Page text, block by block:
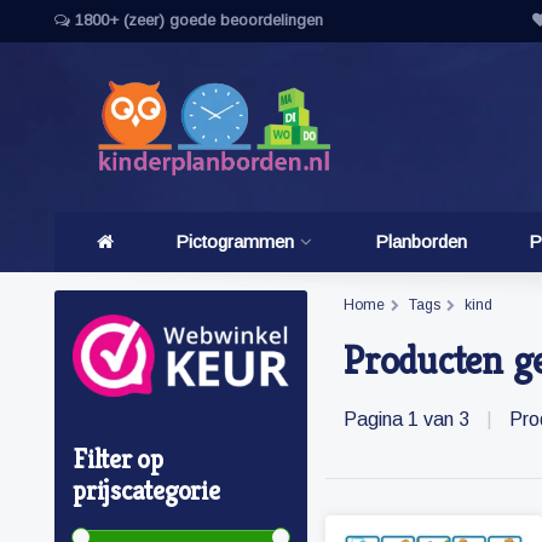
1800+ (zeer) goede beoordelingen
Pictogrammen Planborden
Filter op
prijscategorie
Home Tags kind
Producten
Pagina 1 van 3